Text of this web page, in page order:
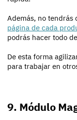
Además, no
página de cada
podrás hacer todo
De esta forma
para trabajar en
9. Módulo